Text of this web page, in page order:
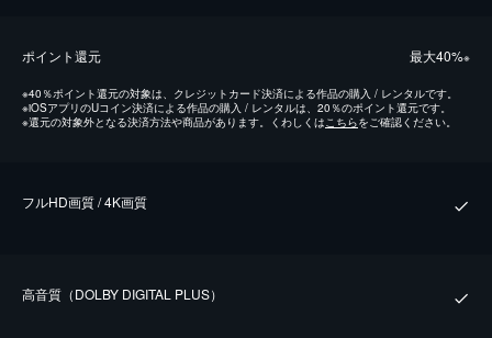
ポイント還元 最⼤40%※
※40％ポイント還元の対象は、クレジットカード決済による作品の購入 / レンタルです。
※iOSアプリのUコイン決済による作品の購入 / レンタルは、20％のポイント還元です。
※還元の対象外となる決済方法や商品があります。くわしくはこちらをご確認ください。
フルHD画質 / 4K画質
⾼⾳質（DOLBY DIGITAL PLUS）